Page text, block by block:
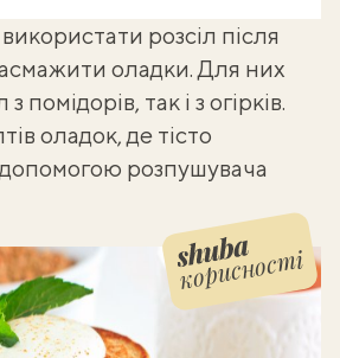
розсіл після
оладки. Для них
помідорів, так і з огірків.
оладок, де тісто
допомогою розпушувача
корисності